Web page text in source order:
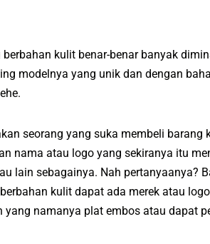
kulit benar-benar banyak
modelnya yang unik dan dengan
seorang yang suka membeli barang
nama atau logo yang sekiranya itu
lain sebagainya. Nah pertanyaanya?
kulit dapat ada merek atau
yang namanya plat embos atau dapat